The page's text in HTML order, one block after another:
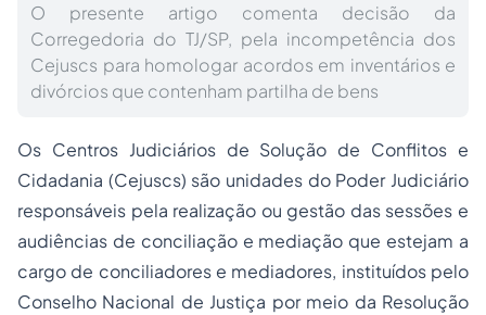
O presente artigo comenta decisão da
Corregedoria do TJ/SP, pela incompetência dos
Cejuscs para homologar acordos em inventários e
divórcios que contenham partilha de bens
Os Centros Judiciários de Solução de Conflitos e
Cidadania (Cejuscs) são unidades do Poder Judiciário
responsáveis pela realização ou gestão das sessões e
audiências de conciliação e mediação que estejam a
cargo de conciliadores e mediadores, instituídos pelo
Conselho Nacional de Justiça por meio da Resolução